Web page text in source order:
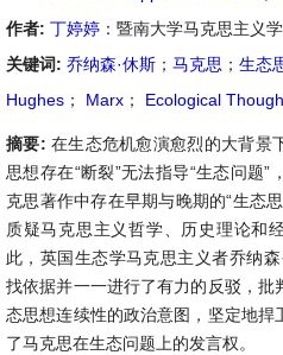
作者: 丁婷婷 ：暨南大学马克思主义
关键词: 乔纳森·休斯 ； 马克思 ； 生态
Hughes ； Marx ； Ecological
摘要: 在生态危机愈演愈烈的大背景
思想存在“断裂”无法指导“生态问题
克思著作中存在早期与晚期的“生态
质疑马克思主义哲学、历史理论和
此，英国生态学马克思主义者乔纳
找依据并一一进行了有力的反驳，
态思想连续性的政治意图，坚定地
了马克思在生态问题上的发言权。